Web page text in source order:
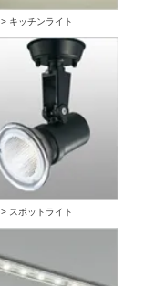
> キッチンライト
> スポットライト